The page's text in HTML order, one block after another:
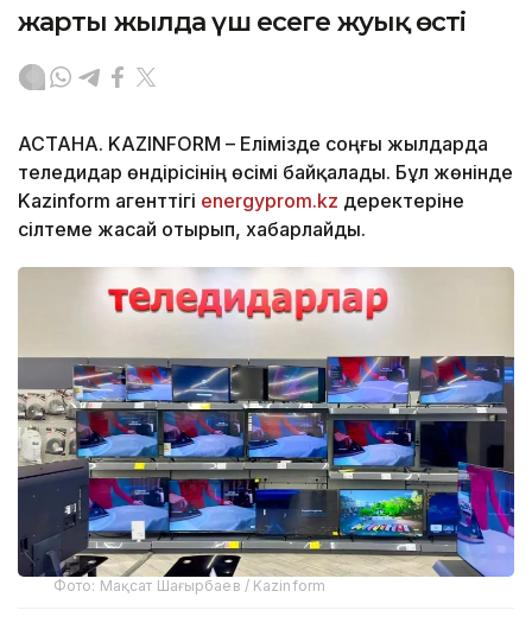
жарты жылда үш есеге жуық өсті
АСТАНА. KAZINFORM – Елімізде соңғы жылдарда
теледидар өндірісінің өсімі байқалады. Бұл жөнінде
Kazinform агенттігі energyprom.kz деректеріне
сілтеме жасай отырып, хабарлайды.
Фото: Мақсат Шағырбаев / Kazinform